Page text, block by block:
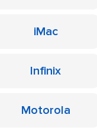
iMac
Infinix
Motorola